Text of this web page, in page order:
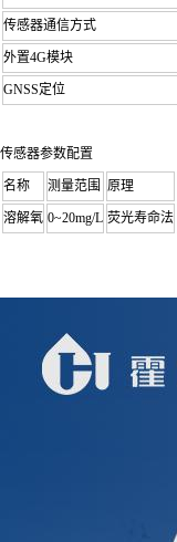
传感器通信方式
外置4G模块
GNSS定位
传感器参数配置
名称 测量范围 原理
溶解氧 0~20mg/L 荧光寿命法